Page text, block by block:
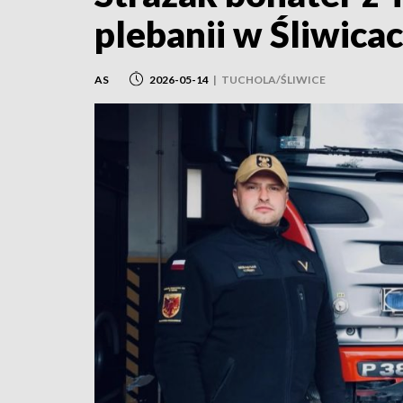
plebanii w
AS 2026-05-14 | TUCHOLA/ŚLIWICE